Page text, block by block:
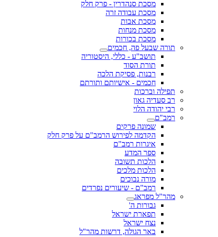
מסכת סנהדרין - פרק חלק
מסכת עבודה זרה
מסכת אבות
מסכת מנחות
מסכת בכורות
תורה שבעל פה, חכמים
תושב"ע - כללי, היסטוריה
תורת הסוד
רבנות, פסיקת הלכה
חכמים - אישיותם ותורתם
תפילה וברכות
רב סעדיה גאון
רבי יהודה הלוי
רמב"ם
שמונה פרקים
הקדמה לפירוש הרמב"ם על פרק חלק
איגרות רמב"ם
ספר המדע
הלכות תשובה
הלכות מלכים
מורה נבוכים
רמב"ם - שיעורים נפרדים
מהר"ל מפראג
גבורות ה'
תפארת ישראל
נצח ישראל
באר הגולה, דרשות מהר"ל